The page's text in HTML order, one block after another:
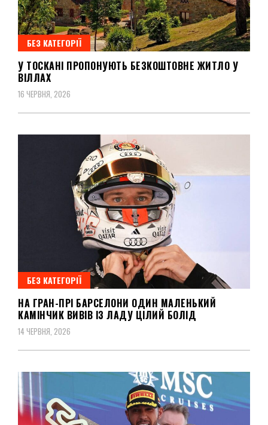
БЕЗ КАТЕГОРІЇ
У ТОСКАНІ ПРОПОНУЮТЬ БЕЗКОШТОВНЕ ЖИТЛО У
ВІЛЛАХ
16 ЧЕРВНЯ, 2026
БЕЗ КАТЕГОРІЇ
НА ГРАН-ПРІ БАРСЕЛОНИ ОДИН МАЛЕНЬКИЙ
КАМІНЧИК ВИВІВ ІЗ ЛАДУ ЦІЛИЙ БОЛІД
14 ЧЕРВНЯ, 2026